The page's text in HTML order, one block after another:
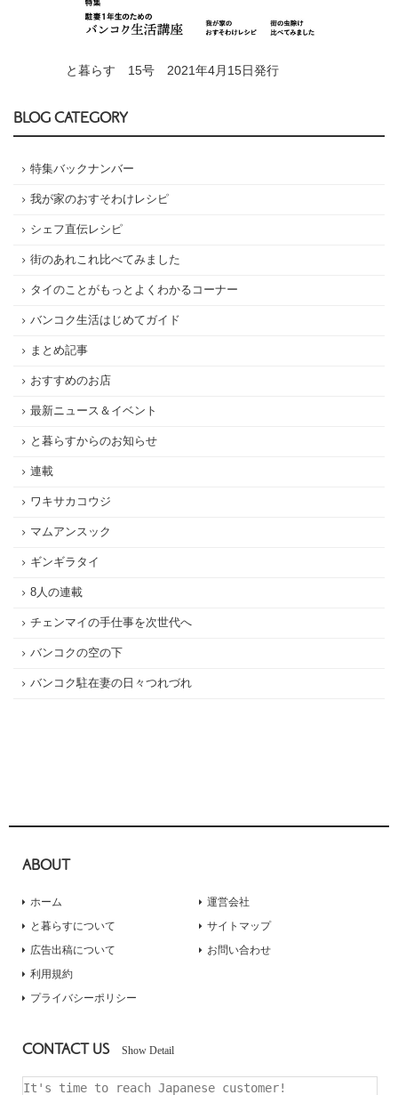
と暮らす 15号 2021年4月15日発行
BLOG CATEGORY
特集バックナンバー
我が家のおすそわけレシピ
シェフ直伝レシピ
街のあれこれ比べてみました
タイのことがもっとよくわかるコーナー
バンコク生活はじめてガイド
まとめ記事
おすすめのお店
最新ニュース＆イベント
と暮らすからのお知らせ
連載
ワキサカコウジ
マムアンスック
ギンギラタイ
8人の連載
チェンマイの手仕事を次世代へ
バンコクの空の下
バンコク駐在妻の日々つれづれ
ABOUT
ホーム
と暮らすについて
広告出稿について
運営会社
サイトマップ
お問い合わせ
利用規約
プライバシーポリシー
CONTACT US Show Detail